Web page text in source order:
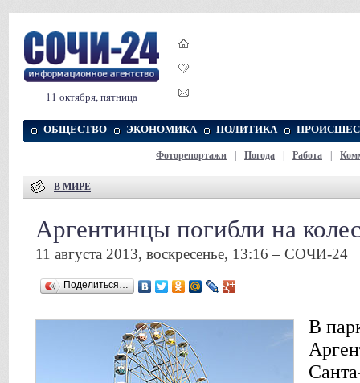
11 октября, пятница
ОБЩЕСТВО ЭКОНОМИКА ПОЛИТИКА
Фоторепортажи Погода Работа
В МИРЕ
Аргентинцы погибли на
11 августа 2013, воскресенье, 13:16 – СОЧИ-24
Поделиться…
В